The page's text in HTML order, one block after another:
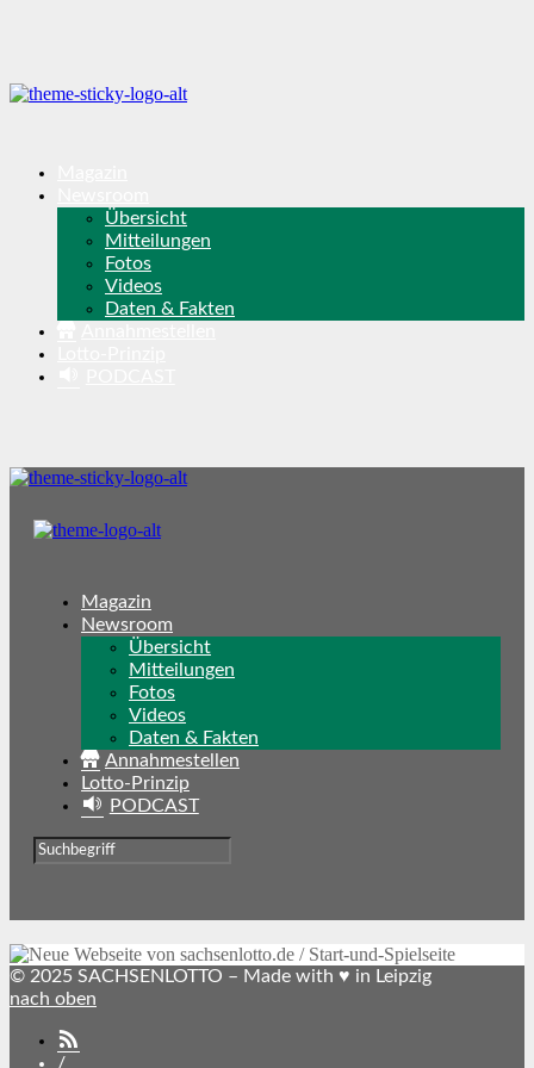
Übersicht
Mitteilungen
Fotos
Videos
Daten & Fakten
Magazin
Newsroom
Übersicht
Mitteilungen
Fotos
Videos
Daten & Fakten
Annahmestellen
Lotto-Prinzip
PODCAST
© 2025 SACHSENLOTTO – Made with ♥ in Leipzig
nach oben
/